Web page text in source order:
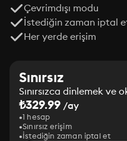
Çevrimdışı modu
İstediğin zaman iptal
Her yerde erişim
Sınırsız
Sınırsızca dinlemek ve
₺329.99 /ay
1 hesap
Sınırsız erişim
İstediğin zaman iptal et